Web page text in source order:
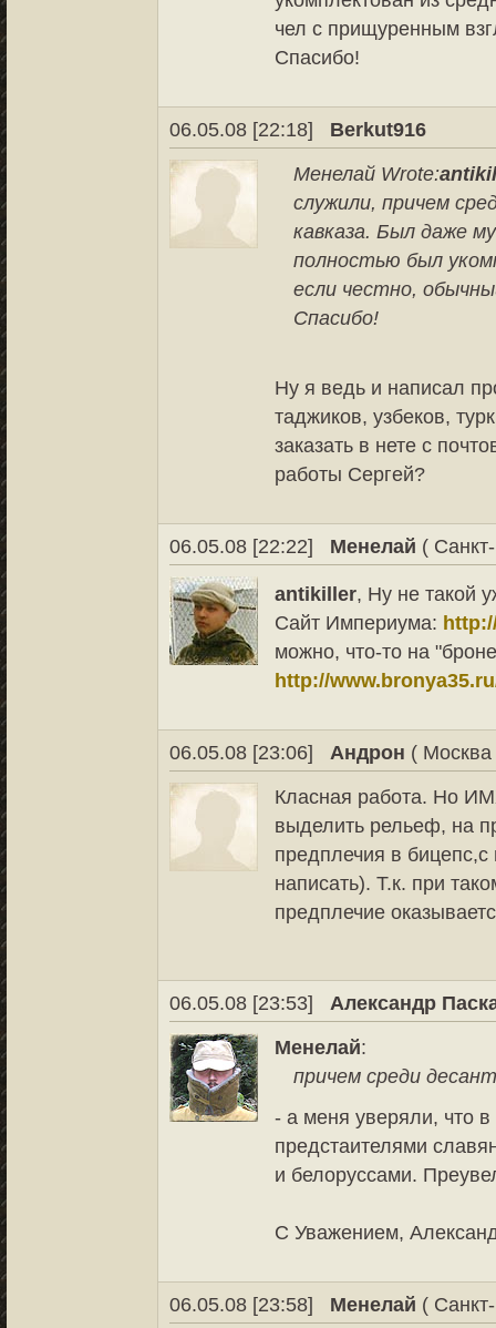
чел с прищуренным
Спасибо!
06.05.08 [22:18]
Berkut916
Менелай Wrote:
служили, причем
кавказа. Был даже
полностью был
если честно,
Спасибо!
Ну я ведь и написал
таджиков, узбеков,
заказать в нете с
работы Сергей?
06.05.08 [22:22] Менелай (
antikiller, Ну не такой
Сайт Империума:
можно, что-то на
http://
06.05.08 [23:06] Андрон ( Москва
Класная работа. Но
выделить рельеф, на
предплечия в
написать). Т.к. при
предплечие
06.05.08 [23:53]
Александр
Менелай:
причем среди
- а меня уверяли, что
предстаителями
и белоруссами.
С Уважением,
06.05.08 [23:58] Менелай (